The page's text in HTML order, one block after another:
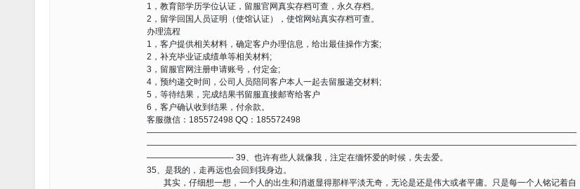
1，教育部学历学位认证，留服官网真实存档可查，永久存档。
2，留学回国人员证明（使馆认证），使馆网站真实存档可查。
办理流程
1，客户提供相关材料，确定客户办理信息，给出最佳操作方案;
2，补充毕业证成绩单等相关材料;
3，留服官网注册申请账号，付定金;
4，预约递交时间，公司人员陪同客户本人一起去留服递交材料;
5，等待结果，完成结果书留服直接邮寄给客户
6，客户确认收到结果，付余款。
客服微信：185572498 QQ：185572498
———————————————————————————————————————————————————
———————————————————————————————————————————————————
——————————- 39、也许有些人就像我，注定在缅怀爱的时候，失去爱。
35、是我的，走再远也会回到我身边。
其实，仔细想一想，一个人的出生和消逝显得那样平淡无奇，无论是还是伟大或者平庸。只是每一个人铭记着自